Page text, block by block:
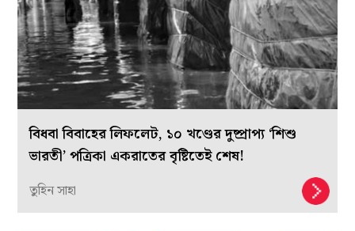
বিধবা বিবাহের লিফলেট, ১০ খণ্ডের দুষ্প্রাপ্য ‘শিশু
ভারতী’ পত্রিকা একরাতের বৃষ্টিতেই শেষ!
তুহিন সাহা